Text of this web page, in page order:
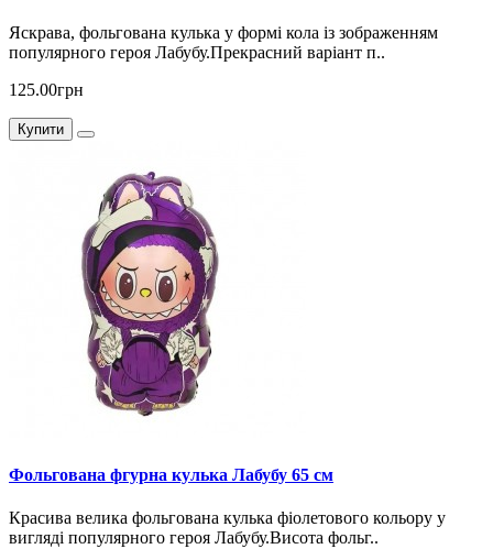
Яскрава, фольгована кулька у формі кола із зображенням
популярного героя Лабубу.Прекрасний варіант п..
125.00грн
Купити
Фольгована фгурна кулька Лабубу 65 см
Красива велика фольгована кулька фіолетового кольору у
вигляді популярного героя Лабубу.Висота фольг..